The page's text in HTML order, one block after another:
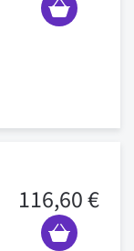
116,60 €